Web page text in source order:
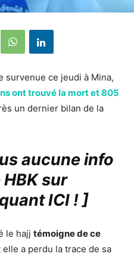
survenue ce jeudi à Mina,
ont trouvé la mort et 805
un dernier bilan de la
aucune info
sur
ICI !]
le hajj témoigne de ce
elle a perdu la trace de sa